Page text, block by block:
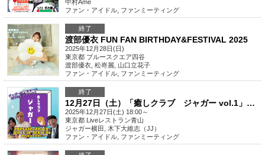
中村Ame
ファン・アイドル ファンミーティング
終了
渡部優衣 FUN FAN BIRTHDAY&FESTIVAL 2025
2025年12月28日(日)
東京都 ブルースクエア四谷
渡部優衣, 松嵜麗, 山口立花子
ファン・アイドル ファンミーティング
終了
12月27日（土）「癒しクラブ ジャガー vol.1」（ジャガー横田ファミリートークイベント）
2025年12月27日(土) 18:00～
東京都 Liveレストラン青山
ジャガー横田, 木下大維志（JJ）
ファン・アイドル ファンミーティング